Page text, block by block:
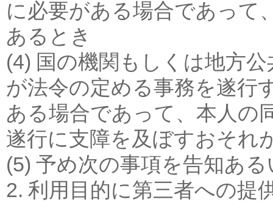
に必要がある場合であって
あるとき
(4) 国の機関もしくは地方
が法令の定める事務を遂行
ある場合であって、本人の
遂行に支障を及ぼすおそれ
(5) 予め次の事項を告知あ
2. 利用目的に第三者への提